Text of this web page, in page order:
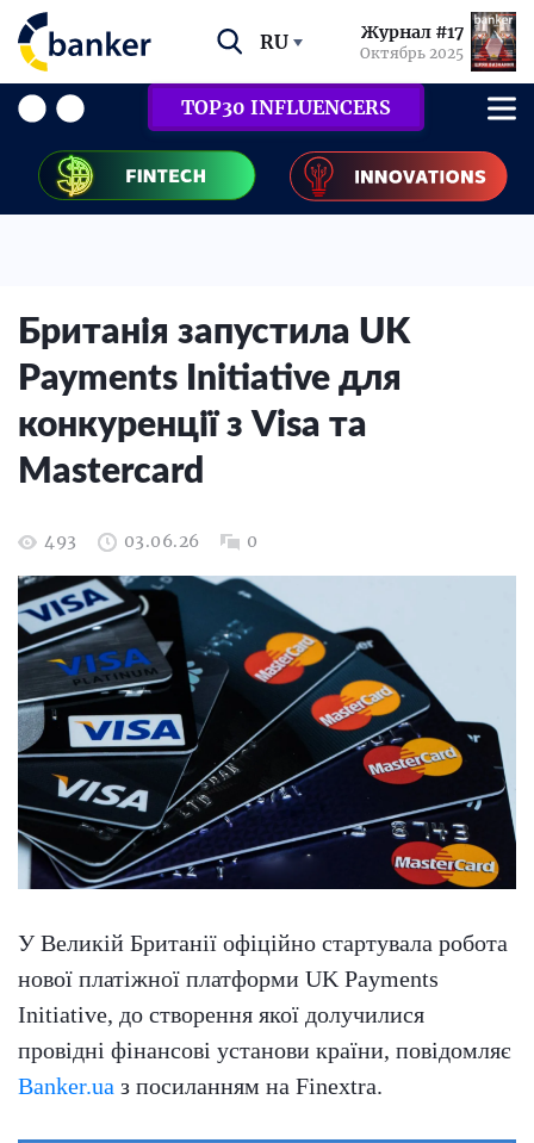
RU Журнал #17
Октябрь 2025
TOP30 INFLUENCERS
Британія запустила UK
Payments Initiative для
конкуренції з Visa та
Mastercard
493 03.06.26 0
У Великій Британії офіційно стартувала робота
нової платіжної платформи UK Payments
Initiative, до створення якої долучилися
провідні фінансові установи країни, повідомляє
Banker.ua з посиланням на Finextra.